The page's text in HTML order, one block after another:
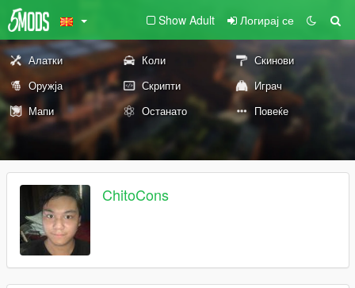
Show Adult Логирај се
Алатки Коли
Скинови
Оружја
Скрипти
Играч
Мапи
Останато Повеќе
ChitoCons